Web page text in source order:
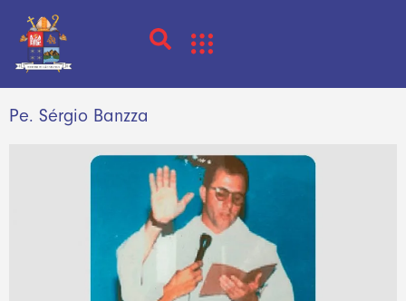
Pe. Sérgio Banzza